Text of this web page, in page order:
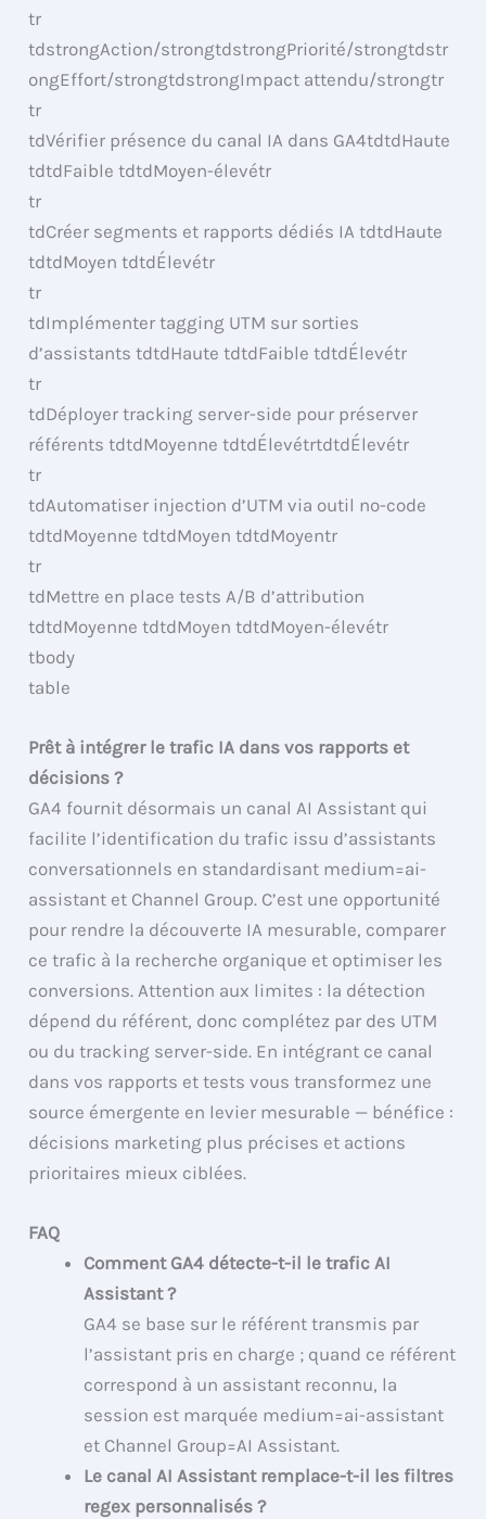
tr
tdstrongAction/strongtdstrongPriorité/strongtdstr
ongEffort/strongtdstrongImpact attendu/strongtr
tr
tdVérifier présence du canal IA dans GA4tdtdHaute
tdtdFaible tdtdMoyen-élevétr
tr
tdCréer segments et rapports dédiés IA tdtdHaute
tdtdMoyen tdtdÉlevétr
tr
tdImplémenter tagging UTM sur sorties
d’assistants tdtdHaute tdtdFaible tdtdÉlevétr
tr
tdDéployer tracking server-side pour préserver
référents tdtdMoyenne tdtdÉlevétrtdtdÉlevétr
tr
tdAutomatiser injection d’UTM via outil no-code
tdtdMoyenne tdtdMoyen tdtdMoyentr
tr
tdMettre en place tests A/B d’attribution
tdtdMoyenne tdtdMoyen tdtdMoyen-élevétr
tbody
table
Prêt à intégrer le trafic IA dans vos rapports et
décisions ?
GA4 fournit désormais un canal AI Assistant qui
facilite l’identification du trafic issu d’assistants
conversationnels en standardisant medium=ai-
assistant et Channel Group. C’est une opportunité
pour rendre la découverte IA mesurable, comparer
ce trafic à la recherche organique et optimiser les
conversions. Attention aux limites : la détection
dépend du référent, donc complétez par des UTM
ou du tracking server-side. En intégrant ce canal
dans vos rapports et tests vous transformez une
source émergente en levier mesurable — bénéfice :
décisions marketing plus précises et actions
prioritaires mieux ciblées.
FAQ
Comment GA4 détecte-t-il le trafic AI
Assistant ?
GA4 se base sur le référent transmis par
l’assistant pris en charge ; quand ce référent
correspond à un assistant reconnu, la
session est marquée medium=ai-assistant
et Channel Group=AI Assistant.
Le canal AI Assistant remplace-t-il les filtres
regex personnalisés ?